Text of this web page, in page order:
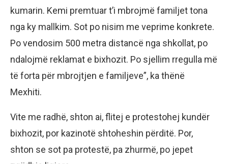
kumarin. Kemi premtuar t’i mbrojmë familjet tona
nga ky mallkim. Sot po nisim me veprime konkrete.
Po vendosim 500 metra distancë nga shkollat, po
ndalojmë reklamat e bixhozit. Po sjellim rregulla më
të forta për mbrojtjen e familjeve”, ka thënë
Mexhiti.
Vite me radhë, shton ai, flitej e protestohej kundër
bixhozit, por kazinotë shtoheshin përditë. Por,
shton se sot pa protestë, pa zhurmë, po jepet